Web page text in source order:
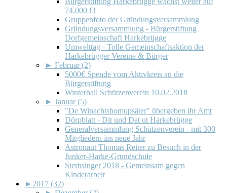
74.000 €!
Gruppenfoto der Gründungsversammlung
Gründungsversammlung - Bürgerstiftung
Dorfgemeinschaft Harkebrügge
Umwelttag - Tolle Gemeinschaftsaktion der
Harkebrügger Vereine & Bürger
► Februar (2)
5000€ Spende vom Aktivkreis an die
Bürgerstiftung
Winterball Schützenverein 10.02.2018
► Januar (5)
"De Winachtsbomupsäter" übergeben ihr Amt
Dörpblatt - Dit und Dat ut Harkebrügge
Generalversammlung Schützenverein - mit 300
Mitgliedern ins neue Jahr
Astronaut Thomas Reiter zu Besuch in der
Junker-Harke-Grundschule
Sternsinger 2018 - Gemeinsam gegen
Kinderarbeit
► 2017 (32)